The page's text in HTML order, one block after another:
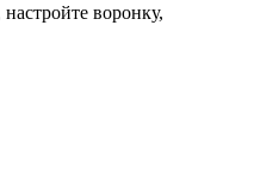
воронку,